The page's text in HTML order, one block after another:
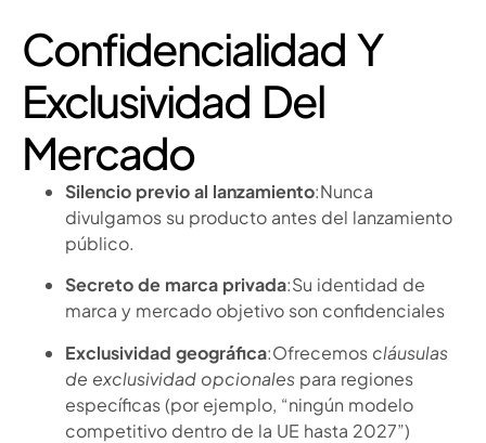
Confidencialidad Y
Exclusividad Del
Mercado
Silencio previo al lanzamiento:Nunca
divulgamos su producto antes del lanzamiento
público.
Secreto de marca privada:Su identidad de
marca y mercado objetivo son confidenciales
Exclusividad geográfica:Ofrecemos cláusulas
de exclusividad opcionales para regiones
específicas (por ejemplo, “ningún modelo
competitivo dentro de la UE hasta 2027”)